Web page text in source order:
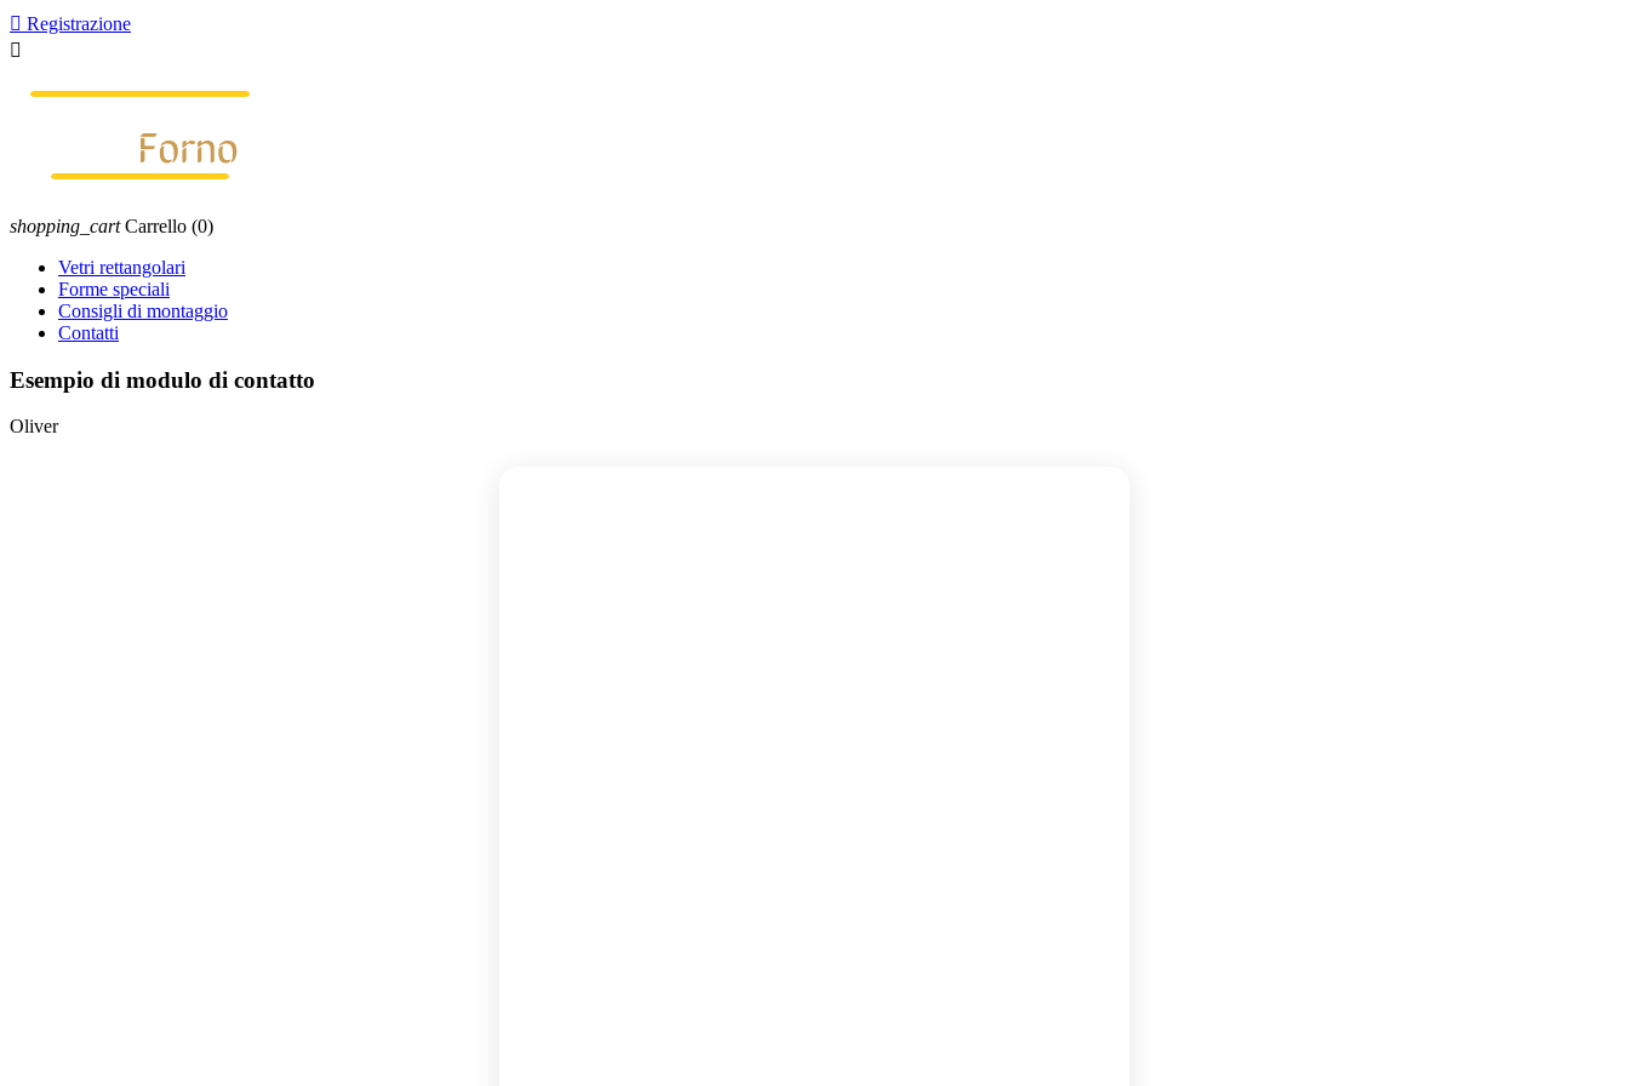
 Registrazione

shopping_cart Carrello (0)
Vetri rettangolari
Forme speciali
Consigli di montaggio
Contatti
Esempio di modulo di contatto
Oliver